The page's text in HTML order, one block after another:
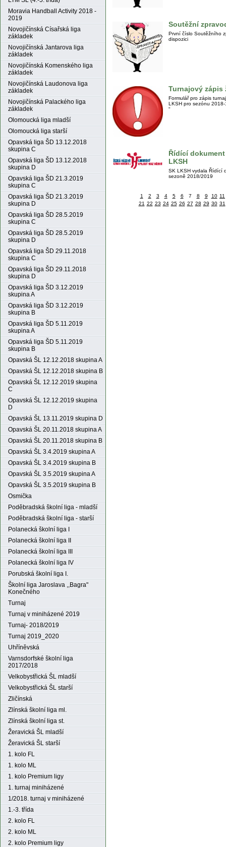
Moravia Handball Activity 2018 -
2019
Novojičínská Císařská liga
základek
Novojičínská Jantarova liga
základek
Novojičínská Komenského liga
základek
Novojičínská Laudonova liga
základek
Novojičínská Palackého liga
základek
Olomoucká liga mladší
Olomoucká liga starší
Opavská liga ŠD 13.12.2018
skupina C
Opavská liga ŠD 13.12.2018
skupina D
Opavská liga ŠD 21.3.2019
skupina C
Opavská liga ŠD 21.3.2019
skupina D
Opavská liga ŠD 28.5.2019
skupina C
Opavská liga ŠD 28.5.2019
skupina D
Opavská liga ŠD 29.11.2018
skupina C
Opavská liga ŠD 29.11.2018
skupina D
Opavská liga ŠD 3.12.2019
skupina A
Opavská liga ŠD 3.12.2019
skupina B
Opavská liga ŠD 5.11.2019
skupina A
Opavská liga ŠD 5.11.2019
skupina B
Opavská ŠL 12.12.2018 skupina A
Opavská ŠL 12.12.2018 skupina B
Opavská ŠL 12.12.2019 skupina
C
Opavská ŠL 12.12.2019 skupina
D
Opavská ŠL 13.11.2019 skupina D
Opavská ŠL 20.11.2018 skupina A
Opavská ŠL 20.11.2018 skupina B
Opavská ŠL 3.4.2019 skupina A
Opavská ŠL 3.4.2019 skupina B
Opavská ŠL 3.5.2019 skupina A
Opavská ŠL 3.5.2019 skupina B
Osmička
Poděbradská školní liga - mladší
Poděbradská školní liga - starší
Polanecká školní liga I
Polanecká školní liga II
Polanecká školní liga III
Polanecká školní liga IV
Porubská školní liga I.
Školní liga Jaroslava ,,Bagra"
Konečného
Turnaj
Turnaj v miniházené 2019
Turnaj- 2018/2019
Turnaj 2019_2020
Uhříněvská
Varnsdorfské školní liga
2017/2018
Velkobystřická ŠL mladší
Velkobystřická ŠL starší
Zličínská
Zlínská školní liga ml.
Zlínská školní liga st.
Žeravická ŠL mladší
Žeravická ŠL starší
1. kolo FL
1. kolo ML
1. kolo Premium ligy
1. turnaj miniházené
1/2018. turnaj v miniházené
1.-3. třída
2. kolo FL
2. kolo ML
2. kolo Premium ligy
Soutěžní
První číslo Soutěžního
dispozici
Turnajový zápis
Formulář pro zápis
LKSH pro sezónu
"
Řídící
LKSH
SK LKSH vydala Řídící
sezoně 2018/2019
1 2 3 4 5 6 7 8 9 10 11
21 22 23 24 25 26 27 28 29 30 31